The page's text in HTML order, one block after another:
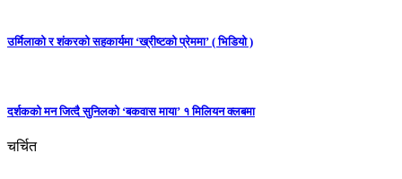
उर्मिलाको र शंकरको सहकार्यमा ‘ख्रीष्टको प्रेममा’ ( भिडियो )
दर्शकको मन जित्दै सुनिलको ‘बकवास माया’ १ मिलियन क्लबमा
चर्चित